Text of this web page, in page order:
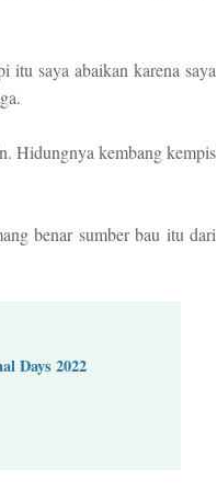
itu saya abaikan karena saya
Hidungnya kembang kempis
benar sumber bau itu dari
Days 2022